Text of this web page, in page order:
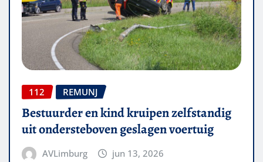
112 REMUNJ
Bestuurder en kind kruipen zelfstandig
uit ondersteboven geslagen voertuig
AVLimburg jun 13, 2026